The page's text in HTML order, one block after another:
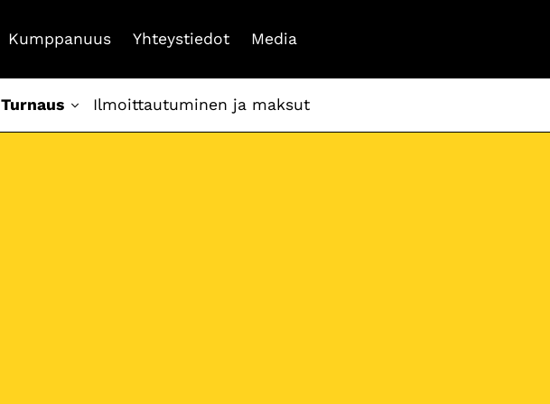
Kumppanuus Yhteystiedot Media
Turnaus Ilmoittautuminen ja maksut